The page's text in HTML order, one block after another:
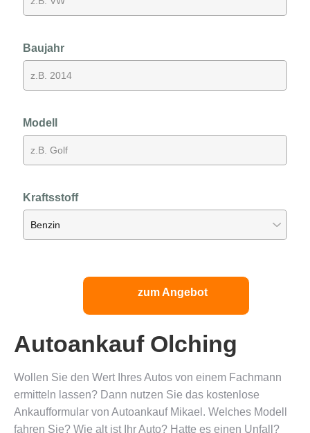
Baujahr
Modell
Kraftsstoff
zum Angebot
Autoankauf Olching
Wollen Sie den Wert Ihres Autos von einem Fachmann
ermitteln lassen? Dann nutzen Sie das kostenlose
Ankaufformular von Autoankauf Mikael. Welches Modell
fahren Sie? Wie alt ist Ihr Auto? Hatte es einen Unfall?